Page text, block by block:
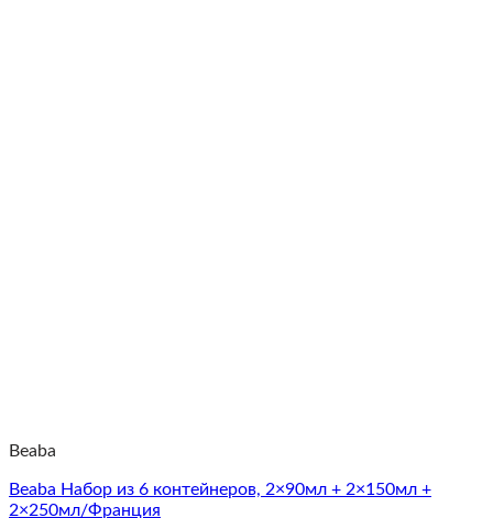
Beaba
Beaba Набор из 6 контейнеров, 2×90мл + 2×150мл +
2×250мл/Франция